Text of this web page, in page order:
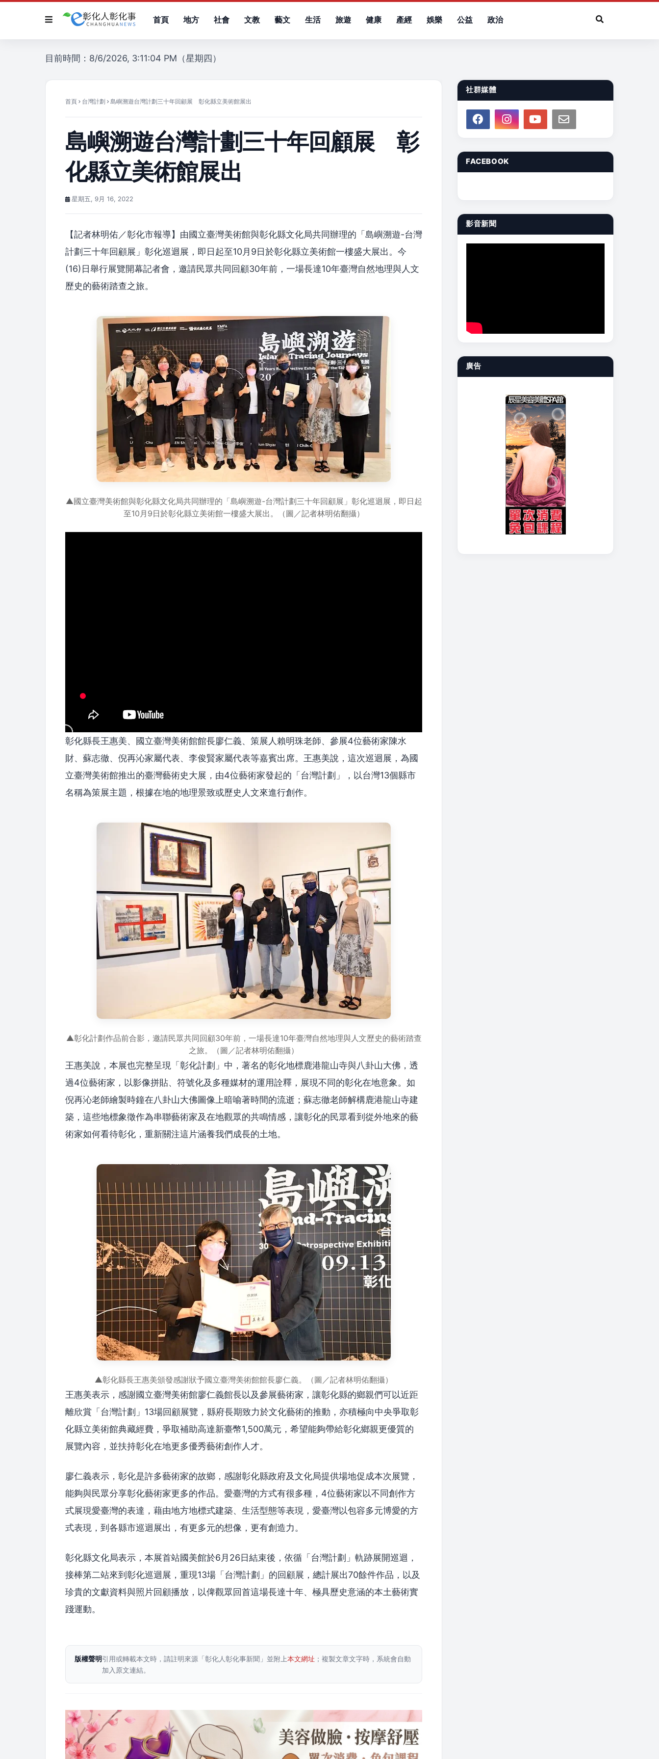
首頁 地方 社會 文教 藝文 生活 旅遊 健康 產經 娛樂 公益 政治
目前時間：8/6/2026, 3:11:04 PM（星期四）
首頁 台灣計劃 島嶼溯遊台灣計劃三十年回顧展 彰化縣立美術館展出
島嶼溯遊台灣計劃三十年回顧展 彰
化縣立美術館展出
星期五, 9月 16, 2022
【記者林明佑／彰化市報導】由國立臺灣美術館與彰化縣文化局共同辦理的「島嶼溯遊-台灣
計劃三十年回顧展」彰化巡迴展，即日起至10月9日於彰化縣立美術館一樓盛大展出。今
(16)日舉行展覽開幕記者會，邀請民眾共同回顧30年前，一場長達10年臺灣自然地理與人文
歷史的藝術踏查之旅。
▲國立臺灣美術館與彰化縣文化局共同辦理的「島嶼溯遊-台灣計劃三十年回顧展」彰化巡迴展，即日起
至10月9日於彰化縣立美術館一樓盛大展出。（圖／記者林明佑翻攝）
彰化縣長王惠美、國立臺灣美術館館長廖仁義、策展人賴明珠老師、參展4位藝術家陳水
財、蘇志徹、倪再沁家屬代表、李俊賢家屬代表等嘉賓出席。王惠美說，這次巡迴展，為國
立臺灣美術館推出的臺灣藝術史大展，由4位藝術家發起的「台灣計劃」，以台灣13個縣市
名稱為策展主題，根據在地的地理景致或歷史人文來進行創作。
▲彰化計劃作品前合影，邀請民眾共同回顧30年前，一場長達10年臺灣自然地理與人文歷史的藝術踏查
之旅。（圖／記者林明佑翻攝）
王惠美說，本展也完整呈現「彰化計劃」中，著名的彰化地標鹿港龍山寺與八卦山大佛，透
過4位藝術家，以影像拼貼、符號化及多種媒材的運用詮釋，展現不同的彰化在地意象。如
倪再沁老師繪製時鐘在八卦山大佛圖像上暗喻著時間的流逝；蘇志徹老師解構鹿港龍山寺建
築，這些地標象徵作為串聯藝術家及在地觀眾的共鳴情感，讓彰化的民眾看到從外地來的藝
術家如何看待彰化，重新關注這片涵養我們成長的土地。
▲彰化縣長王惠美頒發感謝狀予國立臺灣美術館館長廖仁義。（圖／記者林明佑翻攝）
王惠美表示，感謝國立臺灣美術館廖仁義館長以及參展藝術家，讓彰化縣的鄉親們可以近距
離欣賞「台灣計劃」13場回顧展覽，縣府長期致力於文化藝術的推動，亦積極向中央爭取彰
化縣立美術館典藏經費，爭取補助高達新臺幣1,500萬元，希望能夠帶給彰化鄉親更優質的
展覽內容，並扶持彰化在地更多優秀藝術創作人才。
廖仁義表示，彰化是許多藝術家的故鄉，感謝彰化縣政府及文化局提供場地促成本次展覽，
能夠與民眾分享彰化藝術家更多的作品。愛臺灣的方式有很多種，4位藝術家以不同創作方
式展現愛臺灣的表達，藉由地方地標式建築、生活型態等表現，愛臺灣以包容多元博愛的方
式表現，到各縣市巡迴展出，有更多元的想像，更有創造力。
彰化縣文化局表示，本展首站國美館於6月26日結束後，依循「台灣計劃」軌跡展開巡迴，
接棒第二站來到彰化巡迴展，重現13場「台灣計劃」的回顧展，總計展出70餘件作品，以及
珍貴的文獻資料與照片回顧播放，以俾觀眾回首這場長達十年、極具歷史意涵的本土藝術實
踐運動。
版權聲明引用或轉載本文時，請註明來源「彰化人彰化事新聞」並附上本文網址 ；複製文章文字時，系統會自動
加入原文連結。
社群媒體
FACEBOOK
影音新聞
廣告